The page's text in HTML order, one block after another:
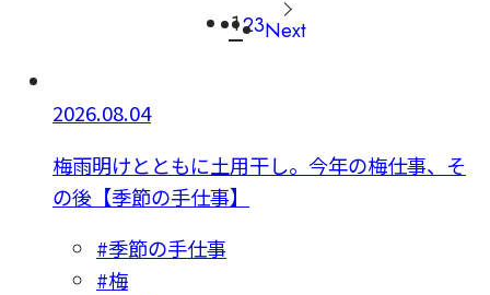
123Next
2026.08.04
梅雨明けとともに土用干し。今年の梅仕事、そ
の後【季節の手仕事】
#季節の手仕事
#梅